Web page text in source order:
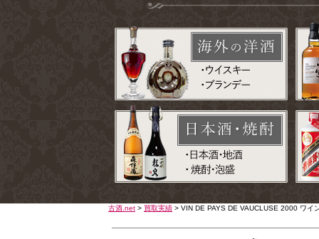
古酒.net > 買取実績 > VIN DE PAYS DE VAUCLUSE 2000 ワイ